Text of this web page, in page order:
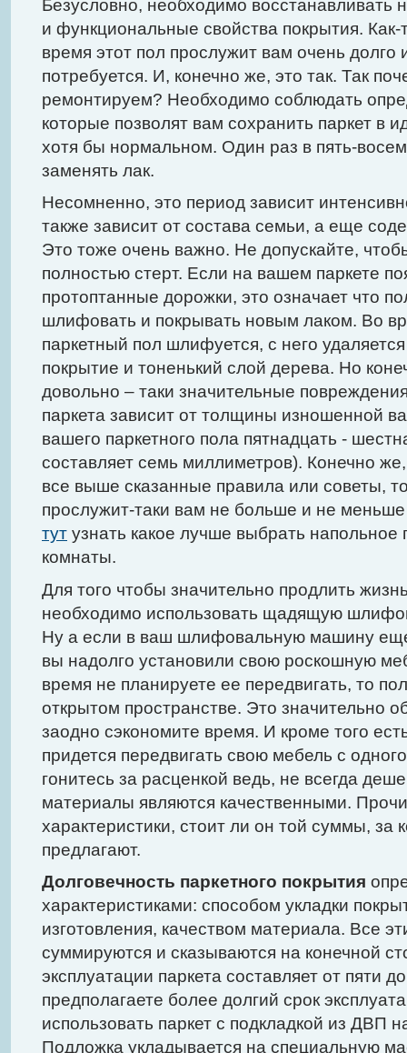
Безусловно, необходимо восстанавливать
и функциональные свойства покрытия. Как-
время этот пол прослужит вам очень долго
потребуется. И, конечно же, это так. Так
ремонтируем? Необходимо соблюдать
которые позволят вам сохранить паркет в
хотя бы нормальном. Один раз в пять-
заменять лак.
Несомненно, это период зависит
также зависит от состава семьи, а еще
Это тоже очень важно. Не допускайте,
полностью стерт. Если на вашем паркете
протоптанные дорожки, это означает что
шлифовать и покрывать новым лаком. Во
паркетный пол шлифуется, с него
покрытие и тоненький слой дерева. Но
довольно – таки значительные
паркета зависит от толщины изношенной
вашего паркетного пола пятнадцать -
составляет семь миллиметров). Конечно
все выше сказанные правила или советы,
прослужит-таки вам не больше и не
тут узнать какое лучше выбрать напольное
комнаты.
Для того чтобы значительно продлить
необходимо использовать щадящую
Ну а если в ваш шлифовальную машину
вы надолго установили свою роскошную
время не планируете ее передвигать, то
открытом пространстве. Это значительно
заодно сэкономите время. И кроме того
придется передвигать свою мебель с
гонитесь за расценкой ведь, не всегда
материалы являются качественными.
характеристики, стоит ли он той суммы, за
предлагают.
Долговечность паркетного покрытия
характеристиками: способом укладки
изготовления, качеством материала. Все
суммируются и сказываются на конечной
эксплуатации паркета составляет от пяти
предполагаете более долгий срок
использовать паркет с подкладкой из ДВП
Подложка укладывается на специальную